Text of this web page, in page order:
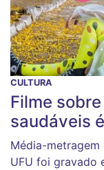
CULTURA
Filme
saudáveis
Média-
UFU foi gravado